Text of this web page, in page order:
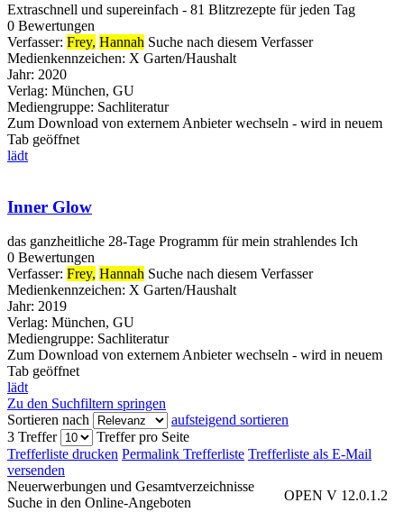
Extraschnell und supereinfach - 81 Blitzrezepte für jeden Tag
0 Bewertungen
Verfasser: Frey, Hannah Suche nach diesem Verfasser
Medienkennzeichen: X Garten/Haushalt
Jahr: 2020
Verlag: München, GU
Mediengruppe: Sachliteratur
Zum Download von externem Anbieter wechseln - wird in neuem
Tab geöffnet
lädt
Inner Glow
das ganzheitliche 28-Tage Programm für mein strahlendes Ich
0 Bewertungen
Verfasser: Frey, Hannah Suche nach diesem Verfasser
Medienkennzeichen: X Garten/Haushalt
Jahr: 2019
Verlag: München, GU
Mediengruppe: Sachliteratur
Zum Download von externem Anbieter wechseln - wird in neuem
Tab geöffnet
lädt
Zu den Suchfiltern springen
Sortieren nach
aufsteigend sortieren
3 Treffer
Treffer pro Seite
Trefferliste drucken Permalink Trefferliste Trefferliste als E-Mail
versenden
OPEN V 12.0.1.2
Neuerwerbungen und Gesamtverzeichnisse
Suche in den Online-Angeboten